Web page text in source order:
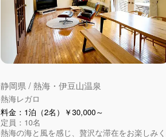
静岡県 / 熱海・伊豆山温泉
熱海レガロ
料金：1泊（2名）￥30,000～
定員：10名
熱海の海と風を感じ、贅沢な滞在をお楽しみく